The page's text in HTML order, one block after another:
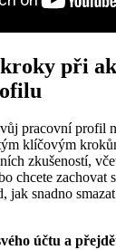
při
pracovní profil
klíčovým
zkušeností,
chcete zachovat
jak snadno
účtu a